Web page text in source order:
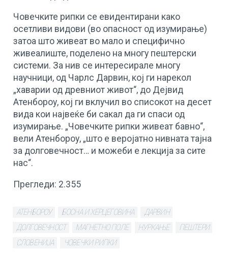
Човечките рипки се евидентирани како
осетливи видови (во опасност од изумирање)
затоа што живеат во мало и специфично
живеалиште, поделено на многу пештерски
системи. За нив се интересирале многу
научници, од Чарлс Дарвин, кој ги нарекол
„хаварии од древниот живот“, до Дејвид
Атенбороу, кој ги вклучил во списокот на десет
вида кои највеќе би сакал да ги спаси од
изумирање. „Човечките рипки живеат бавно“,
вели Атенбороу, „што е веројатно нивната тајна
за долговечност… и можеби е лекција за сите
нас“.
Прегледи: 2.355
АТЕНБОРОУ БОСНА И ХЕРЦЕГОВИНА
ДАРВИН
ДОЛГОВЕЧНОСТ
МАГНЕТНО ПОЛЕ НУРКАЊЕ
ПЕШТЕРИ
СЛОВЕНИЈА
ЧОВЕЧКИ РИПКИ